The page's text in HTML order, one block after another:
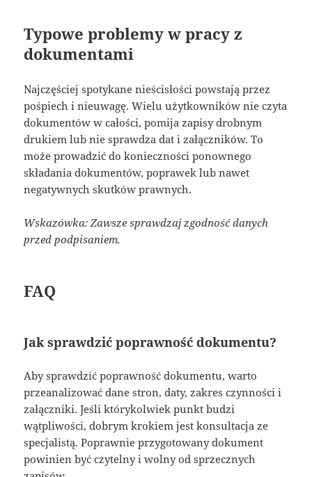
Typowe problemy w pracy z
dokumentami
Najczęściej spotykane nieścisłości powstają przez
pośpiech i nieuwagę. Wielu użytkowników nie czyta
dokumentów w całości, pomija zapisy drobnym
drukiem lub nie sprawdza dat i załączników. To
może prowadzić do konieczności ponownego
składania dokumentów, poprawek lub nawet
negatywnych skutków prawnych.
Wskazówka: Zawsze sprawdzaj zgodność danych
przed podpisaniem.
FAQ
Jak sprawdzić poprawność dokumentu?
Aby sprawdzić poprawność dokumentu, warto
przeanalizować dane stron, daty, zakres czynności i
załączniki. Jeśli którykolwiek punkt budzi
wątpliwości, dobrym krokiem jest konsultacja ze
specjalistą. Poprawnie przygotowany dokument
powinien być czytelny i wolny od sprzecznych